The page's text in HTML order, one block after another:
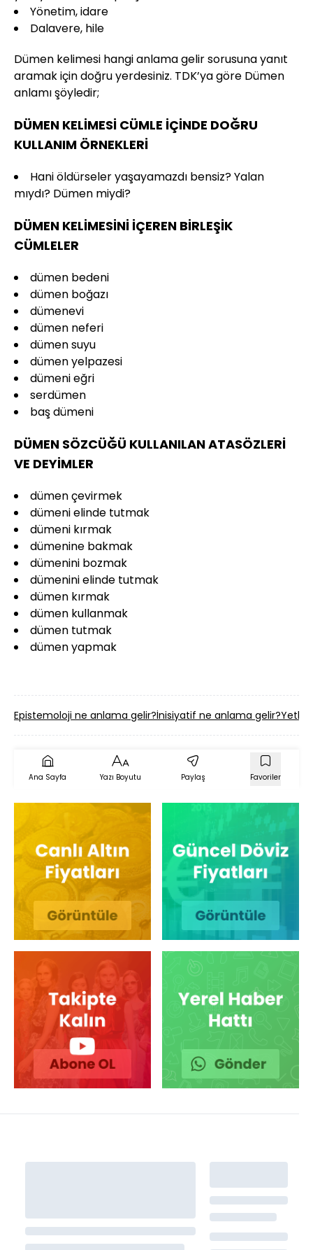
Yönetim, idare
Dalavere, hile
Dümen kelimesi hangi anlama gelir sorusuna yanıt
aramak için doğru yerdesiniz. TDK’ya göre Dümen
anlamı şöyledir;
DÜMEN KELİMESİ CÜMLE İÇİNDE DOĞRU
KULLANIM ÖRNEKLERİ
Hani öldürseler yaşayamazdı bensiz? Yalan
mıydı? Dümen miydi?
DÜMEN KELİMESİNİ İÇEREN BİRLEŞİK
CÜMLELER
dümen bedeni
dümen boğazı
dümenevi
dümen neferi
dümen suyu
dümen yelpazesi
dümeni eğri
serdümen
baş dümeni
DÜMEN SÖZCÜĞÜ KULLANILAN ATASÖZLERİ
VE DEYİMLER
dümen çevirmek
dümeni elinde tutmak
dümeni kırmak
dümenine bakmak
dümenini bozmak
dümenini elinde tutmak
dümen kırmak
dümen kullanmak
dümen tutmak
dümen yapmak
Epistemoloji ne anlama gelir?İnisiyatif ne anlama gelir?Yetki
Ana Sayfa Yazı Boyutu Paylaş Favoriler